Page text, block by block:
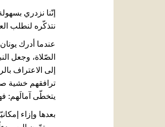
إنّنا نزدري
نتذكّره لنطلب
عندما أدرك
الصّلاة، وجعل
إلى الاعتراف
ترافقهم خشية
يتخطّى آمالَهم:
بعدها وإزاء